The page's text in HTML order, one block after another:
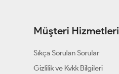
Müşteri Hizmetleri
Sıkça Sorulan Sorular
Gizlilik ve Kvkk Bilgileri